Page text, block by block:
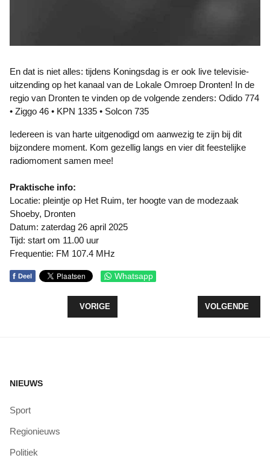
En dat is niet alles: tijdens Koningsdag is er ook live televisie-
uitzending op het kanaal van de Lokale Omroep Dronten! In de
regio van Dronten te vinden op de volgende zenders: Odido 774
• Ziggo 46 • KPN 1335 • Solcon 735
Iedereen is van harte uitgenodigd om aanwezig te zijn bij dit
bijzondere moment. Kom gezellig langs en vier dit feestelijke
radiomoment samen mee!
Praktische info:
Locatie: pleintje op Het Ruim, ter hoogte van de modezaak
Shoeby, Dronten
Datum: zaterdag 26 april 2025
Tijd: start om 11.00 uur
Frequentie: FM 107.4 MHz
f Deel Whatsapp
VORIG ARTIKEL: ZIEKENHUIS ST JANSDAL
VORIGE VOLGENDE
VOLGENDE
NIEUWS
Sport
Regionieuws
Politiek